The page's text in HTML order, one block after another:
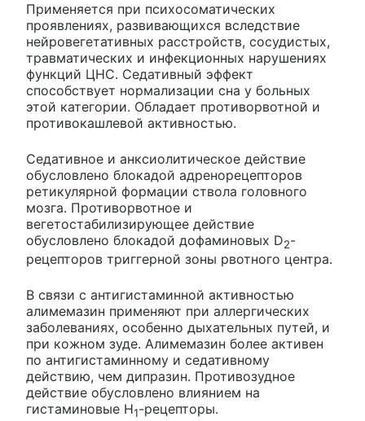
Применяется при психосоматических
проявлениях, развивающихся вследствие
нейровегетативных расстройств, сосудистых,
травматических и инфекционных нарушениях
функций ЦНС. Седативный эффект
способствует нормализации сна у больных
этой категории. Обладает противорвотной и
противокашлевой активностью.
Седативное и анксиолитическое действие
обусловлено блокадой адренорецепторов
ретикулярной формации ствола головного
мозга. Противорвотное и
вегетостабилизирующее действие
обусловлено блокадой дофаминовых D2-
рецепторов триггерной зоны рвотного центра.
В связи с антигистаминной активностью
алимемазин применяют при аллергических
заболеваниях, особенно дыхательных путей, и
при кожном зуде. Алимемазин более активен
по антигистаминному и седативному
действию, чем дипразин. Противозудное
действие обусловлено влиянием на
гистаминовые H1-рецепторы.